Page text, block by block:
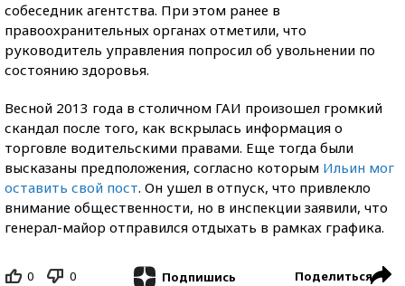
собеседник агентства. При этом ранее в
правоохранительных органах отметили, что
руководитель управления попросил об увольнении по
состоянию здоровья.
Весной 2013 года в столичном ГАИ произошел громкий
скандал после того, как вскрылась информация о
торговле водительскими правами. Еще тогда были
высказаны предположения, согласно которым Ильин мог
оставить свой пост. Он ушел в отпуск, что привлекло
внимание общественности, но в инспекции заявили, что
генерал-майор отправился отдыхать в рамках графика.
0 0 Подпишись Поделиться